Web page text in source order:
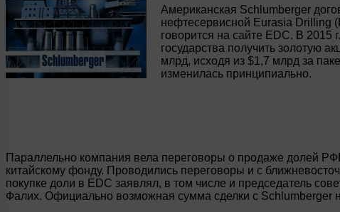
Американская Schlumberger
нефтесервисной Eurasia Drilling
говорится на сайте EDC. В 2015
государства получить золотую
млрд, исходя из $1,7 млрд за
изменилась принципиально.
Параллельно компания вела переговоры о продаже долей
китайскому фонду. Проводились переговоры и с
покупке доли в EDC заявлял, в том числе и председатель
Фалих. Официально возможная сумма сделки с Schlumberger